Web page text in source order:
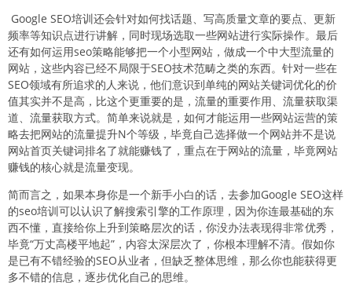
Google SEO培训还会针对如何找话题、写高质量文章的要点、更新
频率等知识点进行讲解，同时现场选取一些网站进行实际操作。最后
还有如何运用seo策略能够把一个小型网站，做成一个中大型流量的
网站，这些内容已经不局限于SEO技术范畴之类的东西。针对一些在
SEO领域有所追求的人来说，他们意识到单纯的网站关键词优化的价
值其实并不是高，比这个更重要的是，流量的重要作用、流量获取渠
道、流量获取方式。简单来说就是，如何才能运用一些网站运营的策
略去把网站的流量提升N个等级，毕竟自己选择做一个网站并不是说
网站首页关键词排名了就能赚钱了，重点在于网站的流量，毕竟网站
赚钱的核心就是流量变现。
简而言之，如果本身你是一个新手小白的话，去参加Google SEO这样
的seo培训可以认识了解搜索引擎的工作原理，因为你连最基础的东
西不懂，直接给你上升到策略层次的话，你没办法表现得非常优秀，
毕竟“万丈高楼平地起”，内容太深层次了，你根本理解不清。假如你
是已有不错经验的SEO从业者，但缺乏整体思维，那么你也能获得更
多不错的信息，逐步优化自己的思维。